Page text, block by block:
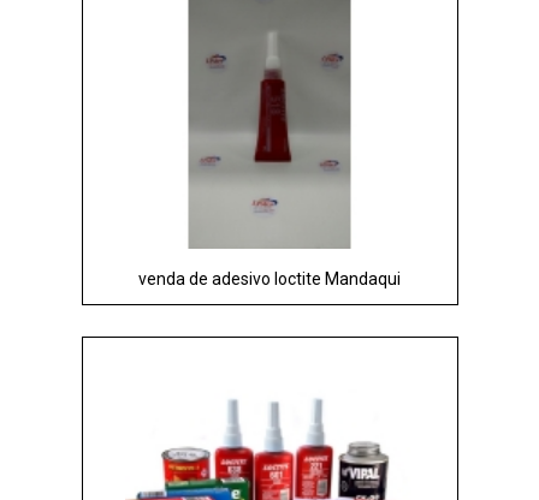
venda de adesivo loctite Mandaqui